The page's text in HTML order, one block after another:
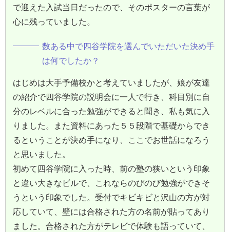
で迎えた入試当日だったので、そのポスターの言葉が
心に残っていました。
数ある中で四谷学院を選んでいただいた決め手
は何でしたか？
はじめは大手予備校かと考えていましたが、娘が友達
の紹介で四谷学院の説明会に一人で行き、科目別に自
分のレベルに合った勉強ができると聞き、私も気に入
りました。また資料にあった５５段階で基礎からでき
るということが決め手になり、ここでお世話になろう
と思いました。
初めて四谷学院に入った時、前の塾の狭いという印象
と違い大きなビルで、これならのびのび勉強ができそ
うという印象でした。受付でキビキビと沢山の方が対
応していて、壁には合格された方の名前が貼ってあり
ました。合格された方がテレビで体験も語っていて、